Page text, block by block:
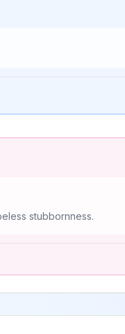
stubbornness.